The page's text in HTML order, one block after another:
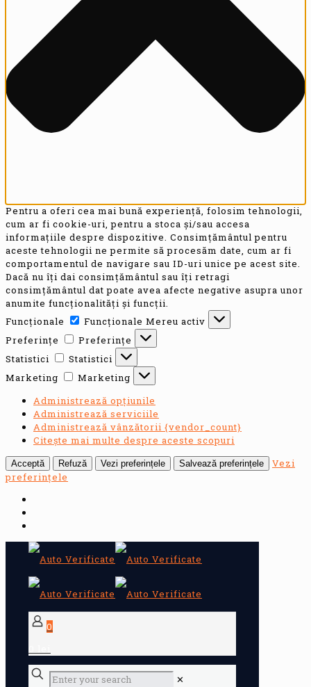
Pentru a oferi cea mai bună experiență, folosim tehnologii,
cum ar fi cookie-uri, pentru a stoca și/sau accesa
informațiile despre dispozitive. Consimțământul pentru
aceste tehnologii ne permite să procesăm date, cum ar fi
comportamentul de navigare sau ID-uri unice pe acest site.
Dacă nu îți dai consimțământul sau îți retragi
consimțământul dat poate avea afecte negative asupra unor
anumite funcționalități și funcții.
Funcționale
Funcționale Mereu activ
Preferințe
Preferințe
Statistici
Statistici
Marketing
Marketing
Administrează opțiunile
Administrează serviciile
Administrează vânzătorii {vendor_count}
Citește mai multe despre aceste scopuri
Acceptă Refuză Vezi preferințele Salvează preferințele
Vezi
preferințele
0
✕